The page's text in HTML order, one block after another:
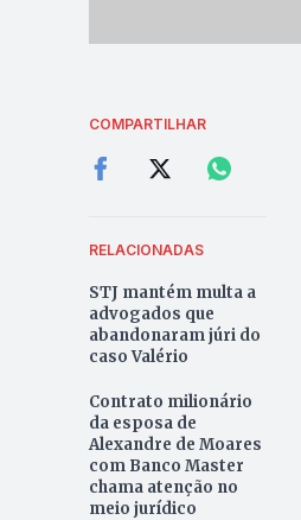
COMPARTILHAR
RELACIONADAS
STJ mantém multa a
advogados que
abandonaram júri do
caso Valério
Contrato milionário
da esposa de
Alexandre de Moares
com Banco Master
chama atenção no
meio jurídico